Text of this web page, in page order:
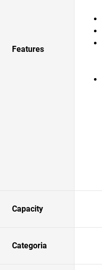
Features
Capacity
Categoria